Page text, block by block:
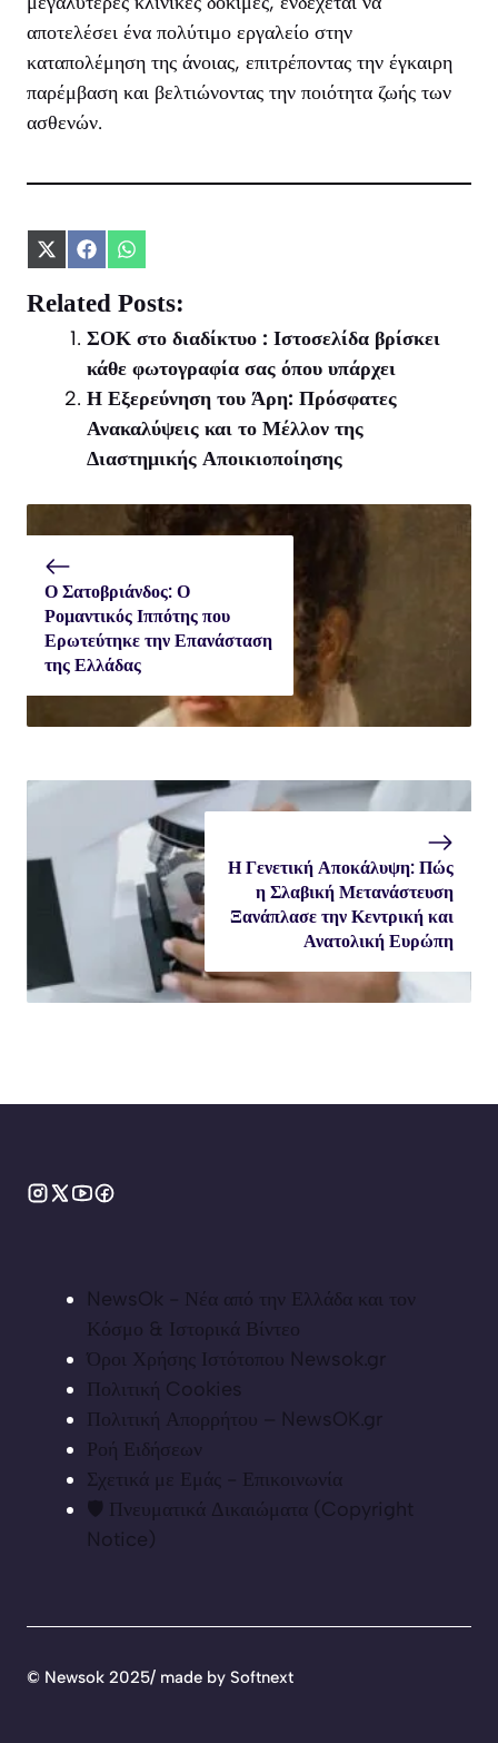
αποτελέσει ένα πολύτιμο εργαλείο στην
καταπολέμηση της άνοιας, επιτρέποντας την έγκαιρη
παρέμβαση και βελτιώνοντας την ποιότητα ζωής των
ασθενών.
Share
X
(Twitter)
Share
Facebook
Share
WhatsApp
Related Posts:
ΣΟΚ στο διαδίκτυο : Ιστοσελίδα βρίσκει
κάθε φωτογραφία σας όπου υπάρχει
Η Εξερεύνηση του Άρη: Πρόσφατες
Ανακαλύψεις και το Μέλλον της
Διαστημικής Αποικιοποίησης
Ο Σατοβριάνδος: Ο
Ρομαντικός Ιππότης που
Ερωτεύτηκε την Επανάσταση
της Ελλάδας
Η Γενετική Αποκάλυψη: Πώς
η Σλαβική Μετανάστευση
Ξανάπλασε την Κεντρική και
Ανατολική Ευρώπη
NewsOk - Νέα από την Ελλάδα και τον
Κόσμο & Ιστορικά Βίντεο
Όροι Χρήσης Ιστότοπου Newsok.gr
Πολιτική Cookies
Πολιτική Απορρήτου – NewsOK.gr
Ροή Ειδήσεων
Σχετικά με Εμάς - Επικοινωνία
🛡️ Πνευματικά Δικαιώματα (Copyright
Notice)
© Newsok 2025/ made by Softnext